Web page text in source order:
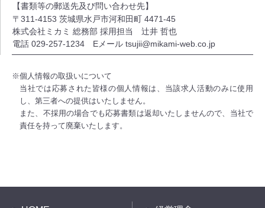
【書類等の郵送先及び問い合わせ先】
〒311-4153 茨城県水戸市河和田町 4471-45
株式会社ミカミ 総務部 採用担当 辻井 哲也
電話 029-257-1234 Eメール tsujii@mikami-web.co.jp
※個人情報の取扱いについて
当社では応募された皆様の個人情報は、当該求人活動のみに使用
し、第三者への提供はいたしません。
また、不採用の場合でも応募書類は返却いたしませんので、当社で
責任を持って廃棄いたします。